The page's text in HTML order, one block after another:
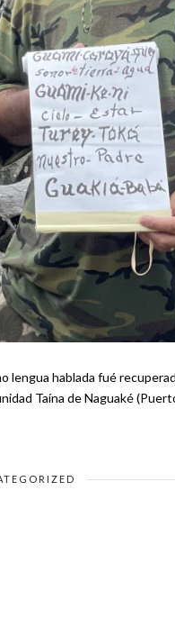
hablada fué
Taína de Naguaké